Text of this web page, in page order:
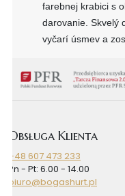
farebnej krabici s
darovanie. Skvelý
vyčarí úsmev a
Obsługa Klienta
+48 607 473 233
Pn - Pt: 6.00 - 14.00
biuro@bogashurt.pl